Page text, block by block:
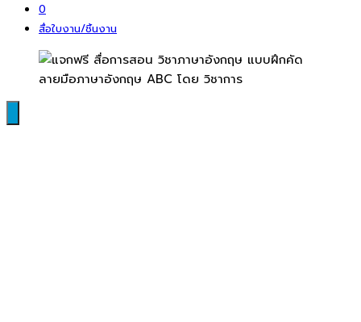
0
สื่อใบงาน/ชิ้นงาน